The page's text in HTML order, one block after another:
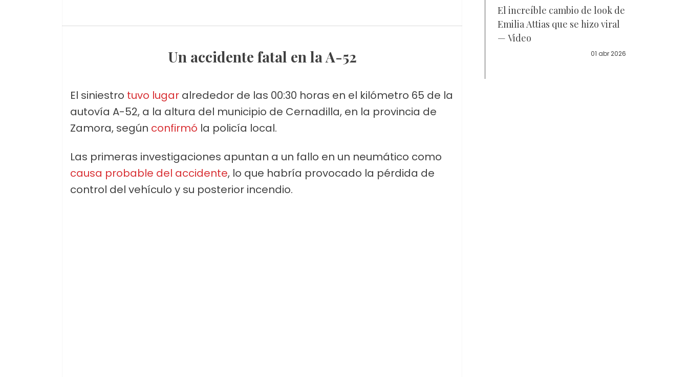
Un accidente fatal en la A-52
El siniestro tuvo lugar alrededor de las 00:30 horas en el kilómetro 65 de la
autovía A-52, a la altura del municipio de Cernadilla, en la provincia de
Zamora, según confirmó la policía local.
Las primeras investigaciones apuntan a un fallo en un neumático como
causa probable del accidente, lo que habría provocado la pérdida de
control del vehículo y su posterior incendio.
El increíble cambio de look de
Emilia Attias que se hizo viral
— Video
01 abr 2026